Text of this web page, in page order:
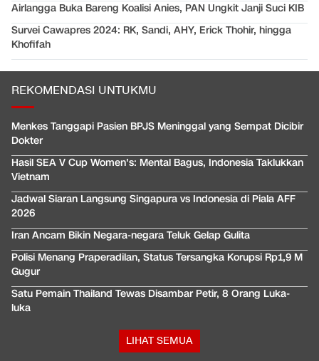
Airlangga Buka Bareng Koalisi Anies, PAN Ungkit Janji Suci KIB
Survei Cawapres 2024: RK, Sandi, AHY, Erick Thohir, hingga
Khofifah
REKOMENDASI UNTUKMU
Menkes Tanggapi Pasien BPJS Meninggal yang Sempat Dicibir
Dokter
Hasil SEA V Cup Women's: Mental Bagus, Indonesia Taklukkan
Vietnam
Jadwal Siaran Langsung Singapura vs Indonesia di Piala AFF
2026
Iran Ancam Bikin Negara-negara Teluk Gelap Gulita
Polisi Menang Praperadilan, Status Tersangka Korupsi Rp1,9 M
Gugur
Satu Pemain Thailand Tewas Disambar Petir, 8 Orang Luka-
luka
LIHAT SEMUA